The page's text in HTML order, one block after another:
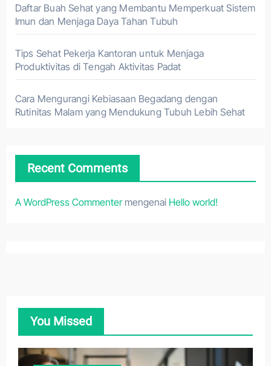
Daftar Buah Sehat yang Membantu Memperkuat Sistem
Imun dan Menjaga Daya Tahan Tubuh
Tips Sehat Pekerja Kantoran untuk Menjaga
Produktivitas di Tengah Aktivitas Padat
Cara Mengurangi Kebiasaan Begadang dengan
Rutinitas Malam yang Mendukung Tubuh Lebih Sehat
Recent Comments
A WordPress Commentermengenai Hello world!
You Missed